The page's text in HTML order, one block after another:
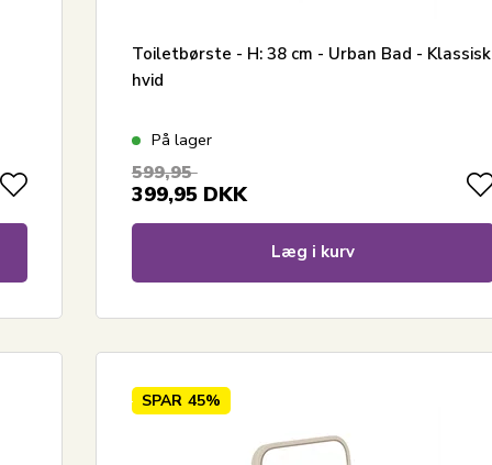
Toiletbørste - H: 38 cm - Urban Bad - Klassisk
hvid
På lager
599,95
399,95 DKK
Læg i kurv
SPAR 45%